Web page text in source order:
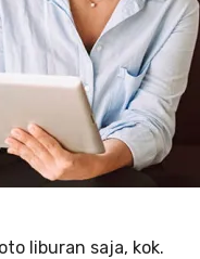
liburan saja, kok.